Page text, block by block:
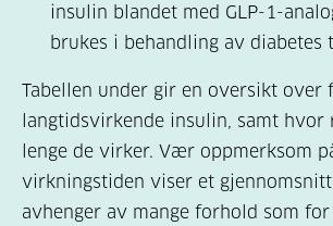
insulin blandet med GLP-1-
brukes i behandling av diabetes
Tabellen under gir en oversikt over
langtidsvirkende insulin, samt hvor
lenge de virker. Vær oppmerksom
virkningstiden viser et
avhenger av mange forhold som for